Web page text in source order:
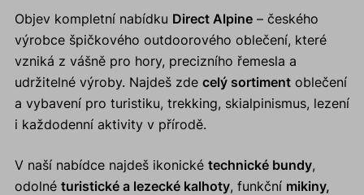
Objev kompletní nabídku Direct Alpine– českého
výrobce špičkového outdoorového oblečení, které
vzniká z vášně pro hory, precizního řemesla a
udržitelné výroby. Najdeš zde celý sortimentoblečení
a vybavení pro turistiku, trekking, skialpinismus, lezení
i každodenní aktivity v přírodě.
V naší nabídce najdeš ikonické technické bundy,
odolné turistické a lezecké kalhoty, funkční mikiny,